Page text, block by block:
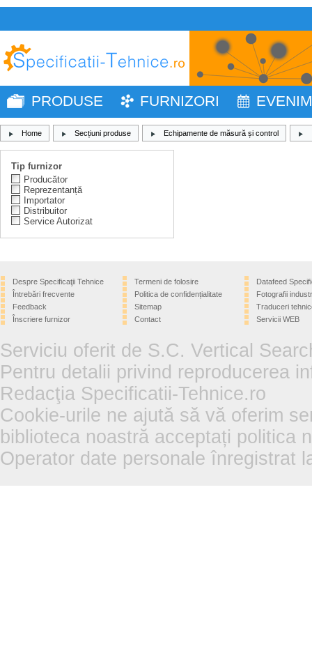
PRODUSE FURNIZORI
Home Secțiuni produse Echipamente de măsură și control
Tip furnizor
Producător
Reprezentanță
Importator
Distribuitor
Service Autorizat
Despre Specificaţii Tehnice
Întrebări frecvente
Feedback
Înscriere furnizor
Termeni de folosire
Politica de confidențialitate
Sitemap
Contact
Datafeed
Fotografii
Traduceri
Servicii WEB
Serviciu oferit de S.C. Vertical
Pentru detalii privind reproducerea
Redacţia Specificatii-Tehnice.ro
Cookie-urile ne ajută să vă oferim
biblioteca noastră acceptați politica
Operator date personale înregistrat